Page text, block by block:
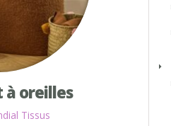
à oreilles
Tissus